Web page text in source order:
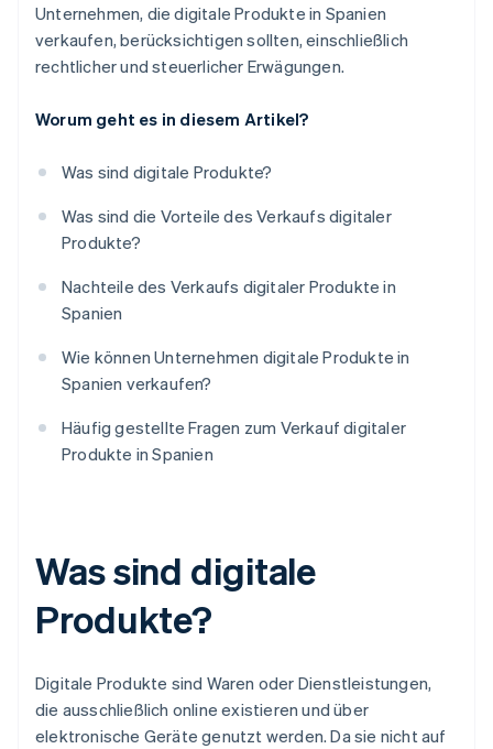
Unternehmen, die digitale Produkte in Spanien
verkaufen, berücksichtigen sollten, einschließlich
rechtlicher und steuerlicher Erwägungen.
Worum geht es in diesem Artikel?
Was sind digitale Produkte?
Was sind die Vorteile des Verkaufs digitaler
Produkte?
Nachteile des Verkaufs digitaler Produkte in
Spanien
Wie können Unternehmen digitale Produkte in
Spanien verkaufen?
Häufig gestellte Fragen zum Verkauf digitaler
Produkte in Spanien
Was sind digitale
Produkte?
Digitale Produkte sind Waren oder Dienstleistungen,
die ausschließlich online existieren und über
elektronische Geräte genutzt werden. Da sie nicht auf